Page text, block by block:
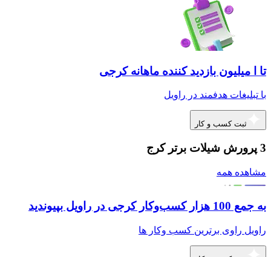
تا ا میلیون بازدید کننده ماهانه کرجی
با تبلیغات هدفمند در راویل
ثبت کسب و کار
3 پرورش شیلات برتر کرج
مشاهده همه
به جمع 100 هزار کسب‌وکار کرجی در راویل بپیوندید
راویل راوی برترین کسب وکار ها